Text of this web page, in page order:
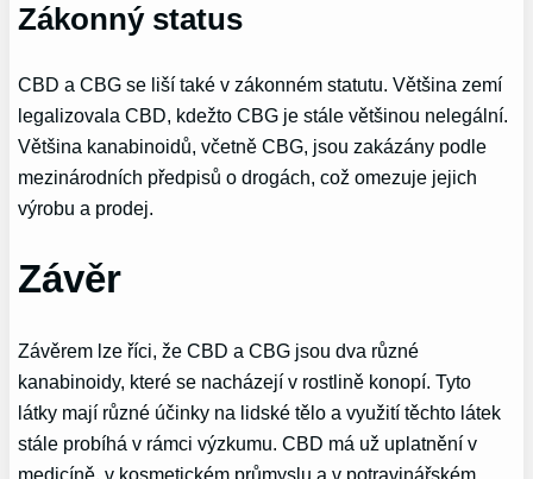
Zákonný status
CBD a CBG se liší také v zákonném statutu. Většina zemí
legalizovala CBD, kdežto CBG je stále většinou nelegální.
Většina kanabinoidů, včetně CBG, jsou zakázány podle
mezinárodních předpisů o drogách, což omezuje jejich
výrobu a prodej.
Závěr
Závěrem lze říci, že CBD a CBG jsou dva různé
kanabinoidy, které se nacházejí v rostlině konopí. Tyto
látky mají různé účinky na lidské tělo a využití těchto látek
stále probíhá v rámci výzkumu. CBD má už uplatnění v
medicíně, v kosmetickém průmyslu a v potravinářském